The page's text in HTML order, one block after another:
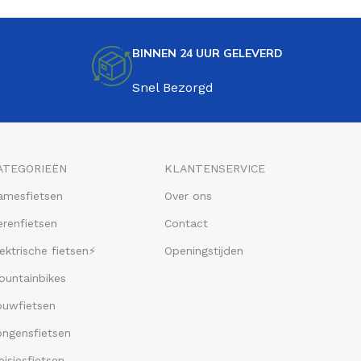
BINNEN 24 UUR GELEVERD
Snel Bezorgd
fietsen⚡
KLANTENSERVICE
Over ons
Contact
Openingstijden